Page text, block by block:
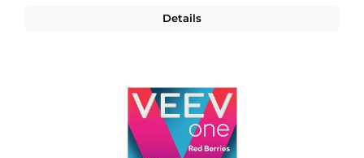
Details